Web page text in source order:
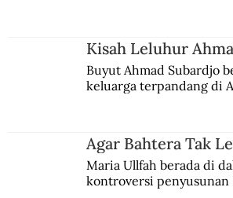
Kisah Leluhur
Buyut Ahmad Subardjo
keluarga terpandang di
Agar Bahtera Tak
Maria Ullfah berada di
kontroversi penyusunan